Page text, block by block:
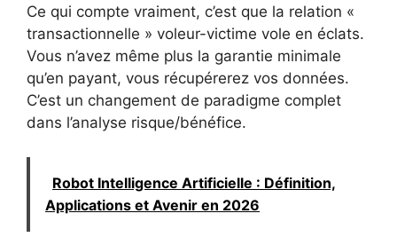
Ce qui compte vraiment, c’est que la relation «
transactionnelle » voleur-victime vole en éclats.
Vous n’avez même plus la garantie minimale
qu’en payant, vous récupérerez vos données.
C’est un changement de paradigme complet
dans l’analyse risque/bénéfice.
Robot Intelligence Artificielle : Définition,
Applications et Avenir en 2026